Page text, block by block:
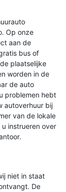
Op onze
aan de
bus of
plaatselijke
worden in de
de auto
problemen hebt
autoverhuur bij
van de lokale
instrueren over
niet in staat
De